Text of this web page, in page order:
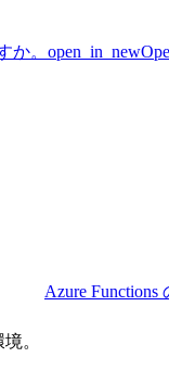
か。 open_in_new
Azure Functions
。